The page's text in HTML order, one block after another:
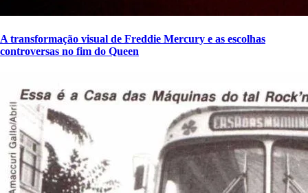
A transformação visual de Freddie Mercury e as escolhas
controversas no fim do Queen